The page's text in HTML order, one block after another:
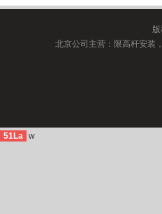
北京公司主营：限高杆安装
51La w